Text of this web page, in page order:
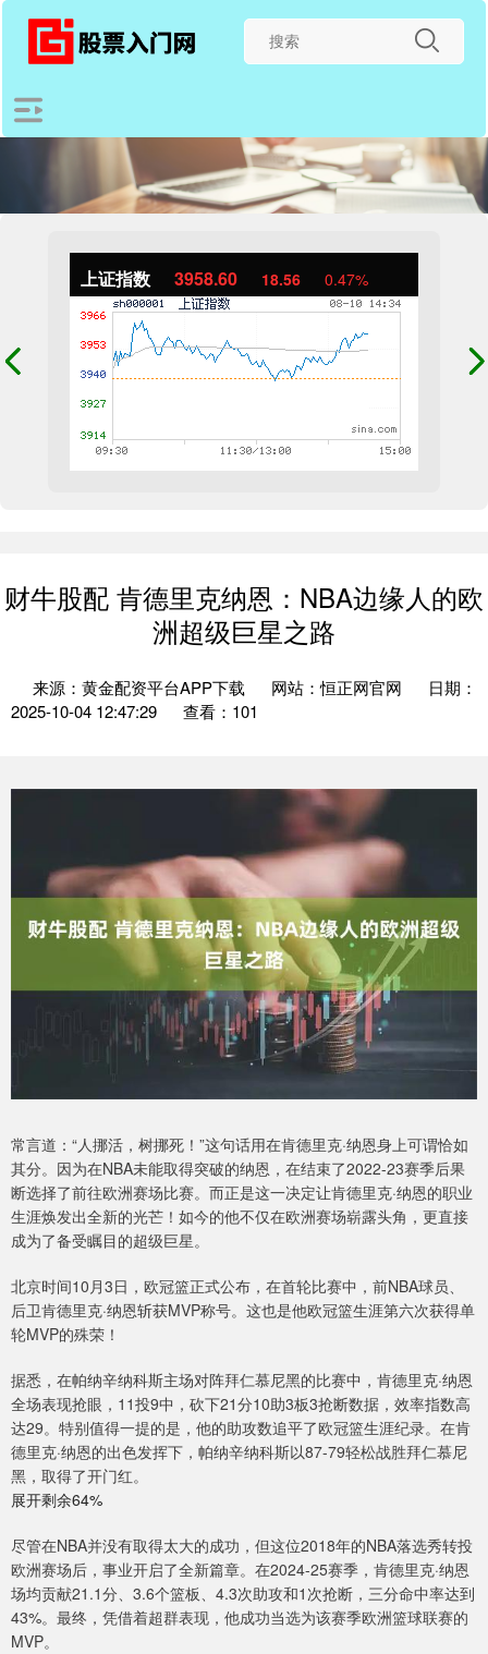
上证指数 3958.60 18.56 0.47%
财牛股配 肯德里克纳恩：NBA边缘人的欧
洲超级巨星之路
来源：黄金配资平台APP下载 网站：恒正网官网
日期：
2025-10-04 12:47:29
查看：101
常言道：“人挪活，树挪死！”这句话用在肯德里克·纳恩身上可谓恰如
其分。因为在NBA未能取得突破的纳恩，在结束了2022-23赛季后果
断选择了前往欧洲赛场比赛。而正是这一决定让肯德里克·纳恩的职业
生涯焕发出全新的光芒！如今的他不仅在欧洲赛场崭露头角，更直接
成为了备受瞩目的超级巨星。
北京时间10月3日，欧冠篮正式公布，在首轮比赛中，前NBA球员、
后卫肯德里克·纳恩斩获MVP称号。这也是他欧冠篮生涯第六次获得单
轮MVP的殊荣！
据悉，在帕纳辛纳科斯主场对阵拜仁慕尼黑的比赛中，肯德里克·纳恩
全场表现抢眼，11投9中，砍下21分10助3板3抢断数据，效率指数高
达29。特别值得一提的是，他的助攻数追平了欧冠篮生涯纪录。在肯
德里克·纳恩的出色发挥下，帕纳辛纳科斯以87-79轻松战胜拜仁慕尼
黑，取得了开门红。
展开剩余64%
尽管在NBA并没有取得太大的成功，但这位2018年的NBA落选秀转投
欧洲赛场后，事业开启了全新篇章。在2024-25赛季，肯德里克·纳恩
场均贡献21.1分、3.6个篮板、4.3次助攻和1次抢断，三分命中率达到
43%。最终，凭借着超群表现，他成功当选为该赛季欧洲篮球联赛的
MVP。